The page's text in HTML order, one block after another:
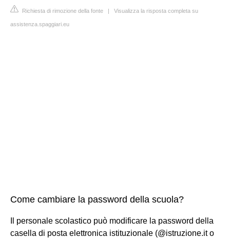
Richiesta di rimozione della fonte | Visualizza la risposta completa su
assistenza.spaggiari.eu
Come cambiare la password della scuola?
Il personale scolastico può modificare la password della
casella di posta elettronica istituzionale (@istruzione.it o